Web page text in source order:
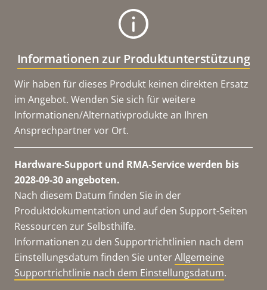
Informationen zur Produktunterstützung
Wir haben für dieses Produkt keinen direkten Ersatz
im Angebot. Wenden Sie sich für weitere
Informationen/Alternativprodukte an Ihren
Ansprechpartner vor Ort.
Hardware-Support und RMA-Service werden bis
2028-09-30 angeboten.
Nach diesem Datum finden Sie in der
Produktdokumentation und auf den Support-Seiten
Ressourcen zur Selbsthilfe.
Informationen zu den Supportrichtlinien nach dem
Einstellungsdatum finden Sie unterAllgemeine
Supportrichtlinie nach dem Einstellungsdatum.